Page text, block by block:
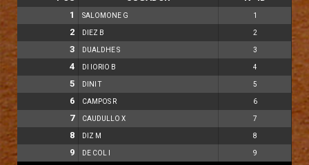
1
SALOMONE G 1
2 DIEZ B 2
3 DUALDHE S 3
4 DI IORIO B 4
5 DINI T 5
6 CAMPOS R 6
7 CAUDULLO X 7
8 DIZ M 8
9 DE COL I 9